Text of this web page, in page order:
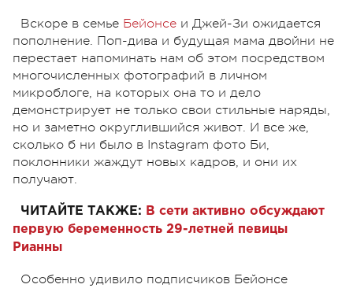
Вскоре в семье Бейонсе и Джей-Зи ожидается
пополнение. Поп-дива и будущая мама двойни не
перестает напоминать нам об этом посредством
многочисленных фотографий в личном
микроблоге, на которых она то и дело
демонстрирует не только свои стильные наряды,
но и заметно округлившийся живот. И все же,
сколько б ни было в Instagram фото Би,
поклонники жаждут новых кадров, и они их
получают.
ЧИТАЙТЕ ТАКЖЕ: В сети активно обсуждают
первую беременность 29-летней певицы
Рианны
Особенно удивило подписчиков Бейонсе